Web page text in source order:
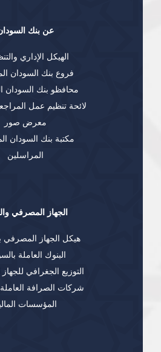
عن بنك
الهيكل الإداري
فروع بنك السودان
محافظو بنك السودان
لائحة تنظيم عمل
معرض صور
مكتبة بنك السودان
المراسلين
الجهاز المصرفي
هيكل الجهاز المصرفي
البنوك العاملة
التوزيع الجغرافي
شركات الصرافة
المؤسسات